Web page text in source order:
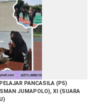
PANCASILA (P5)
JUMAPOLO), XI (SUARA